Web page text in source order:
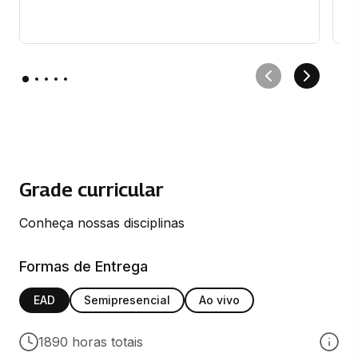
Grade curricular
Conheça nossas disciplinas
Formas de Entrega
EAD Semipresencial Ao vivo
1890 horas totais